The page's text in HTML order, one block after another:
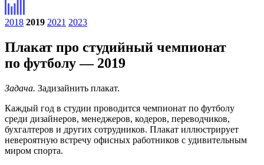
2018 2019 2021 2023
Плакат про студийный чемпионат
по футболу — 2019
Задача. Задизайнить плакат.
Каждый год в студии проводится чемпионат по футболу
среди дизайнеров, менеджеров, кодеров, переводчиков,
бухгалтеров и других сотрудников. Плакат иллюстрирует
невероятную встречу офисных работников с удивительным
миром спорта.